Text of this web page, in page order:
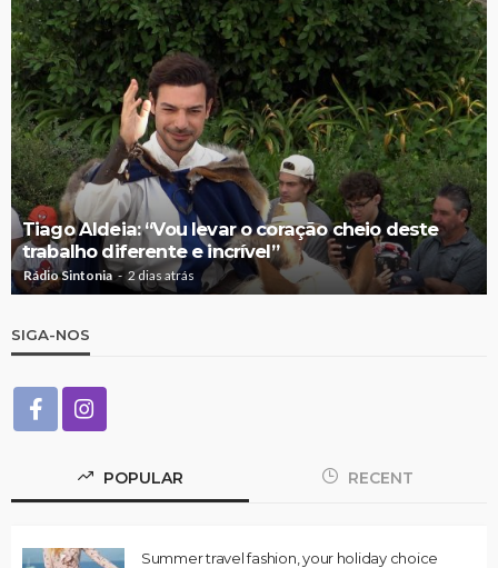
Tiago Aldeia: “Vou levar o coração cheio deste
trabalho diferente e incrível”
Rádio Sintonia 2 dias atrás
SIGA-NOS
POPULAR RECENT
Summer travel fashion, your holiday choice